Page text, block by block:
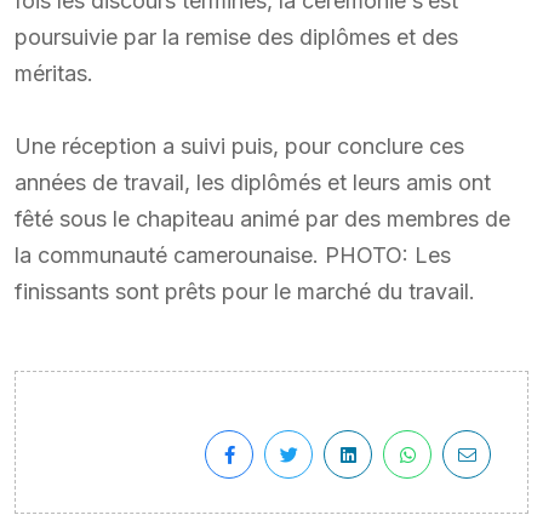
poursuivie par la remise des diplômes et des
méritas.
Une réception a suivi puis, pour conclure ces
années de travail, les diplômés et leurs amis ont
fêté sous le chapiteau animé par des membres de
la communauté camerounaise. PHOTO: Les
finissants sont prêts pour le marché du travail.